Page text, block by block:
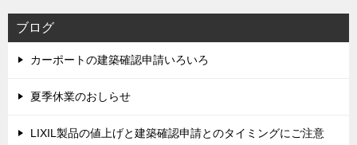
ブログ
カーポートの建築確認申請いろいろ
夏季休業のおしらせ
LIXIL製品の値上げと建築確認申請とのタイミングにご注意